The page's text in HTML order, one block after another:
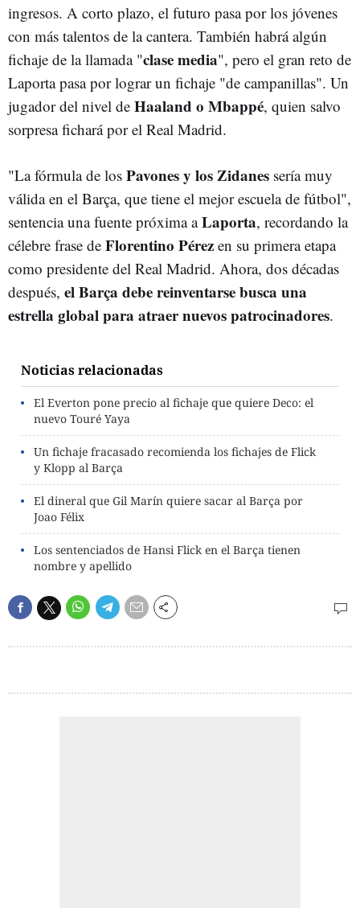
ingresos. A corto plazo, el futuro pasa por los jóvenes
con más talentos de la cantera. También habrá algún
fichaje de la llamada "clase media", pero el gran reto de
Laporta pasa por lograr un fichaje "de campanillas". Un
jugador del nivel de Haaland o Mbappé, quien salvo
sorpresa fichará por el Real Madrid.
"La fórmula de los Pavones y los Zidanes sería muy
válida en el Barça, que tiene el mejor escuela de fútbol",
sentencia una fuente próxima aLaporta, recordando la
célebre frase de Florentino Pérez en su primera etapa
como presidente del Real Madrid. Ahora, dos décadas
después, el Barça debe reinventarse busca una
estrella global para atraer nuevos patrocinadores.
Noticias relacionadas
El Everton pone precio al fichaje que quiere Deco: el
nuevo Touré Yaya
Un fichaje fracasado recomienda los fichajes de Flick
y Klopp al Barça
El dineral que Gil Marín quiere sacar al Barça por
Joao Félix
Los sentenciados de Hansi Flick en el Barça tienen
nombre y apellido